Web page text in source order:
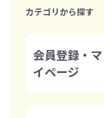
■三菱UFJ
当座
カテゴリから探す
会員登録・マ
イページ